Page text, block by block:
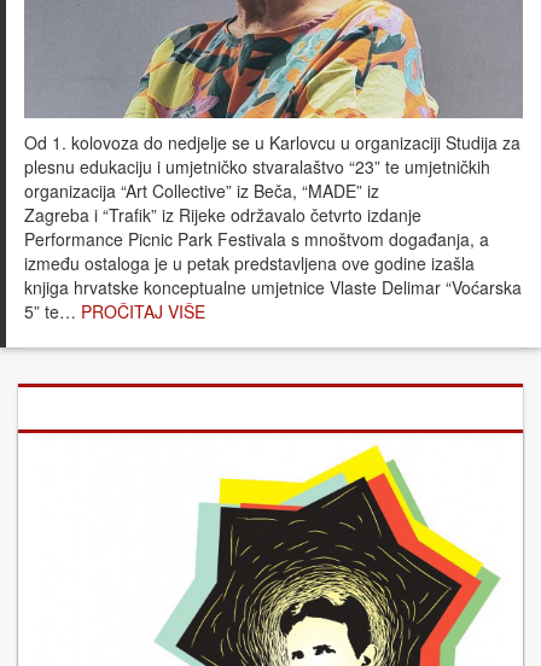
Od 1. kolovoza do nedjelje se u Karlovcu u organizaciji Studija za
plesnu edukaciju i umjetničko stvaralaštvo “23” te umjetničkih
organizacija “Art Collective” iz Beča, “MADE” iz
Zagreba i “Trafik” iz Rijeke održavalo četvrto izdanje
Performance Picnic Park Festivala s mnoštvom događanja, a
između ostaloga je u petak predstavljena ove godine izašla
knjiga hrvatske konceptualne umjetnice Vlaste Delimar “Voćarska
5” te… PROČITAJ VIŠE